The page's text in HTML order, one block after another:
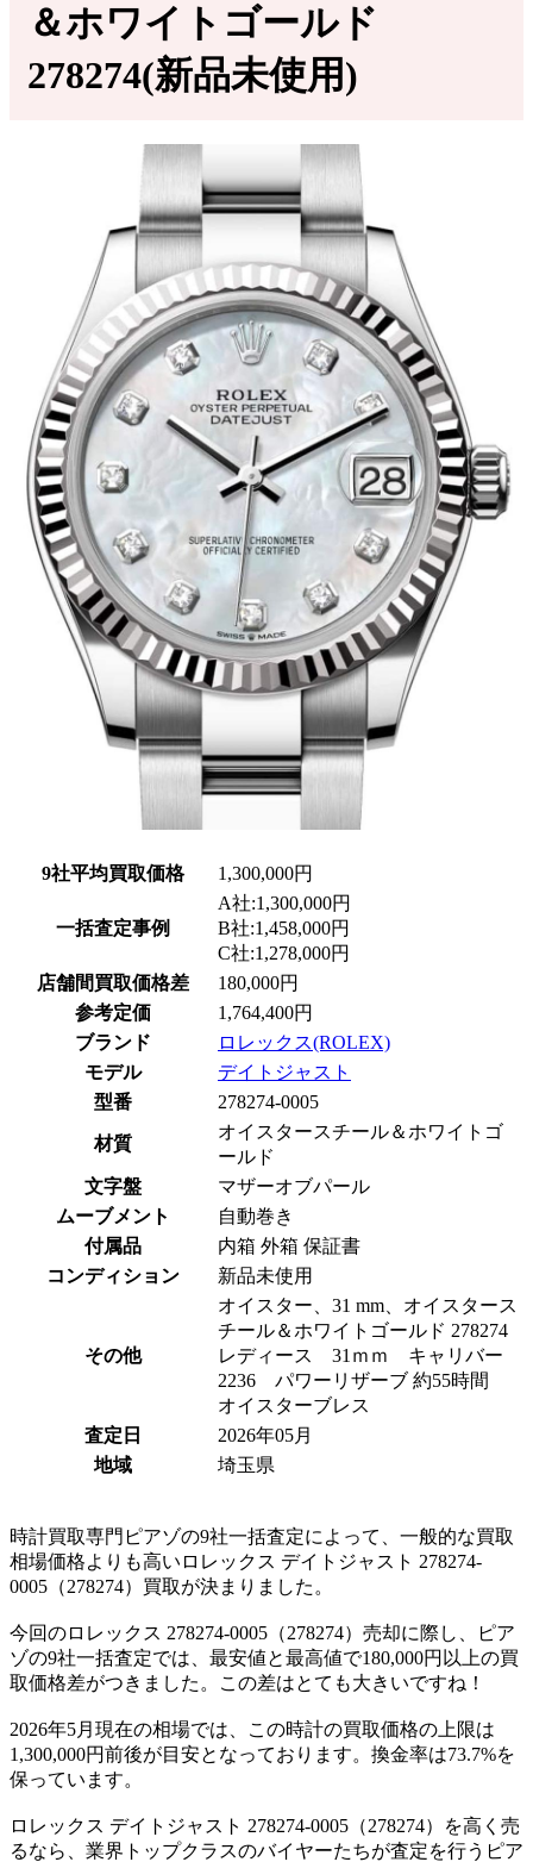
＆ホワイトゴールド
278274(新品未使用)
9社平均買取価格 1,300,000円
一括査定事例
A社:1,300,000円
B社:1,458,000円
C社:1,278,000円
店舗間買取価格差
180,000円
参考定価
1,764,400円
ブランド
ロレックス(ROLEX)
モデル
デイトジャスト
型番
278274-0005
材質
オイスタースチール＆ホワイトゴ
ールド
文字盤
マザーオブパール
ムーブメント
自動巻き
付属品
内箱 外箱 保証書
コンディション
新品未使用
その他
オイスター、31 mm、オイスタース
チール＆ホワイトゴールド 278274
レディース 31ｍｍ キャリバー
2236 パワーリザーブ 約55時間
オイスターブレス
査定日
2026年05月
地域
埼玉県
時計買取専門ピアゾの9社一括査定によって、一般的な買取
相場価格よりも高いロレックス デイトジャスト 278274-
0005（278274）買取が決まりました。
今回のロレックス 278274-0005（278274）売却に際し、ピア
ゾの9社一括査定では、最安値と最高値で180,000円以上の買
取価格差がつきました。この差はとても大きいですね！
2026年5月現在の相場では、この時計の買取価格の上限は
1,300,000円前後が目安となっております。換金率は73.7%を
保っています。
ロレックス デイトジャスト 278274-0005（278274）を高く売
るなら、業界トップクラスのバイヤーたちが査定を行うピア